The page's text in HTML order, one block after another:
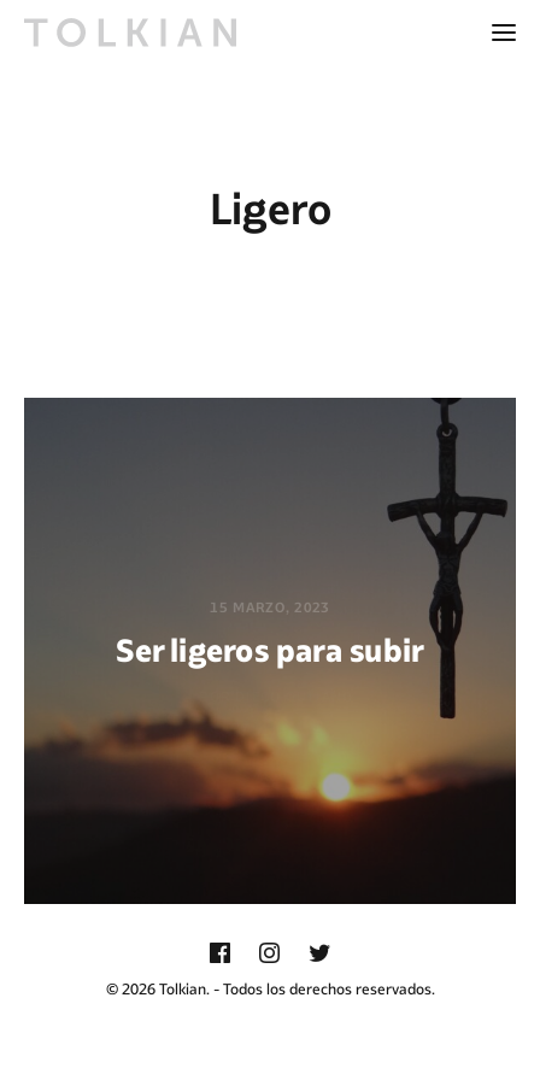
Ligero
15 MARZO, 2023
Ser ligeros para subir
© 2026 Tolkian. - Todos los derechos reservados.